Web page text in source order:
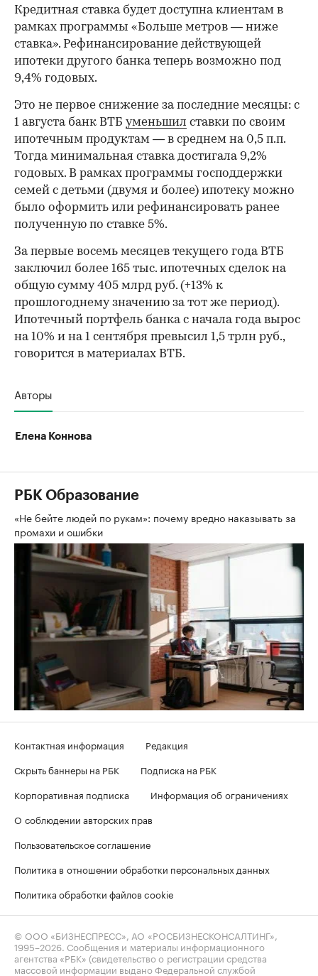
Кредитная ставка будет доступна клиентам в
рамках программы «Больше метров — ниже
ставка». Рефинансирование действующей
ипотеки другого банка теперь возможно под
9,4% годовых.
Это не первое снижение за последние месяцы: с
1 августа банк ВТБ уменьшил ставки по своим
ипотечным продуктам — в среднем на 0,5 п.п.
Тогда минимальная ставка достигала 9,2%
годовых. В рамках программы господдержки
семей с детьми (двумя и более) ипотеку можно
было оформить или рефинансировать ранее
полученную по ставке 5%.
За первые восемь месяцев текущего года ВТБ
заключил более 165 тыс. ипотечных сделок на
общую сумму 405 млрд руб. (+13% к
прошлогоднему значению за тот же период).
Ипотечный портфель банка с начала года вырос
на 10% и на 1 сентября превысил 1,5 трлн руб.,
говорится в материалах ВТБ.
Авторы
Елена Коннова
РБК Образование
«Не бейте людей по рукам»: почему вредно наказывать за
промахи и ошибки
Контактная информация
Редакция
Скрыть баннеры на РБК
Подписка на РБК
Корпоративная подписка
Информация об ограничениях
О соблюдении авторских прав
Пользовательское соглашение
Политика в отношении обработки персональных данных
Политика обработки файлов cookie
© ООО «БИЗНЕСПРЕСС», АО «РОСБИЗНЕСКОНСАЛТИНГ»,
1995–2026 . Сообщения и материалы информационного
агентства «РБК» (свидетельство о регистрации средства
массовой информации выдано Федеральной службой